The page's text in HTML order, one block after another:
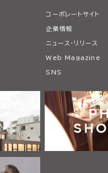
コーポレートサイト
企業情報
ニュース・リリース
Web Magazine
SNS